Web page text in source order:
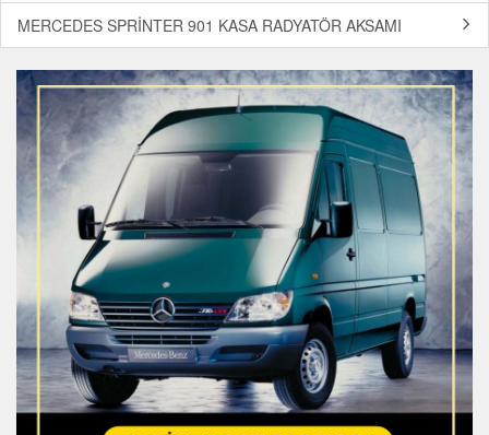
MERCEDES SPRİNTER 901 KASA RADYATÖR AKSAMI